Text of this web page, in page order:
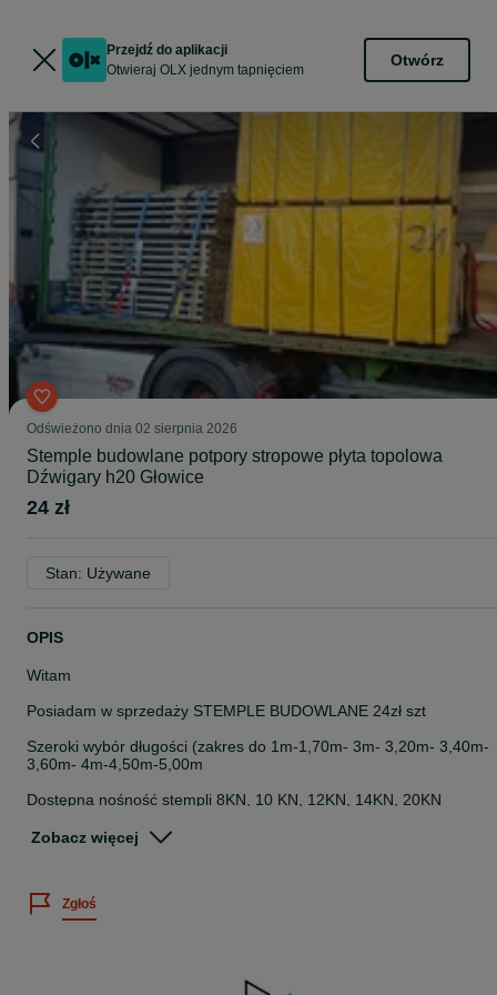
Przejdź do aplikacji
Otwieraj OLX jednym tapnięciem
Otwórz
Odświeżono dnia 02 sierpnia 2026
Stemple budowlane potpory stropowe płyta topolowa
Dźwigary h20 Głowice
24 zł
Stan: Używane
OPIS
Witam
Posiadam w sprzedaży STEMPLE BUDOWLANE 24zł szt
Szeroki wybór długości (zakres do 1m-1,70m- 3m- 3,20m- 3,40m-
3,60m- 4m-4,50m-5,00m
Dostępna nośność stempli 8KN, 10 KN, 12KN, 14KN, 20KN
Podana cena dotyczy najkrótszej długości stempla.
- Stemple budowlane
Zobacz więcej
Zgłoś